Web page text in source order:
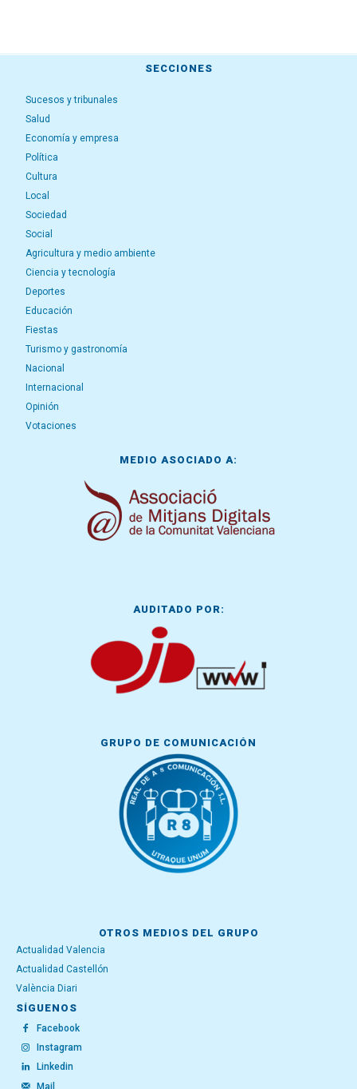
SECCIONES
Sucesos y tribunales
Salud
Economía y empresa
Política
Cultura
Local
Sociedad
Social
Agricultura y medio ambiente
Ciencia y tecnología
Deportes
Educación
Fiestas
Turismo y gastronomía
Nacional
Internacional
Opinión
Votaciones
MEDIO ASOCIADO A:
AUDITADO POR:
GRUPO DE COMUNICACIÓN
OTROS MEDIOS DEL GRUPO
Actualidad Valencia
Actualidad Castellón
València Diari
SÍGUENOS
Facebook
Instagram
Linkedin
Mail